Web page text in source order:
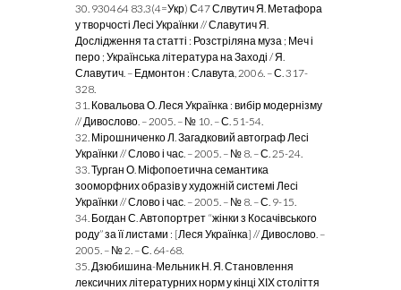
30. 930464 83.3(4=Укр) С47 Слвутич Я. Метафора
у творчості Лесі Українки // Славутич Я.
Дослідження та статті : Розстріляна муза ; Меч і
перо ; Українська література на Заході / Я.
Славутич. – Едмонтон : Славута, 2006. – С. 317-
328.
31. Ковальова О. Леся Українка : вибір модернізму
// Дивослово. – 2005. – № 10. – С. 51-54.
32. Мірошниченко Л. Загадковий автограф Лесі
Українки // Слово і час. – 2005. – № 8. – С. 25-24.
33. Турган О. Міфопоетична семантика
зооморфних образів у художній системі Лесі
Українки // Слово і час. – 2005. – № 8. – С. 9-15.
34. Богдан С. Автопортрет “жінки з Косачівського
роду” за її листами : [Леся Українка] // Дивослово. –
2005. – № 2. – С. 64-68.
35. Дзюбишина-Мельник Н. Я. Становлення
лексичних літературних норм у кінці ХІХ століття